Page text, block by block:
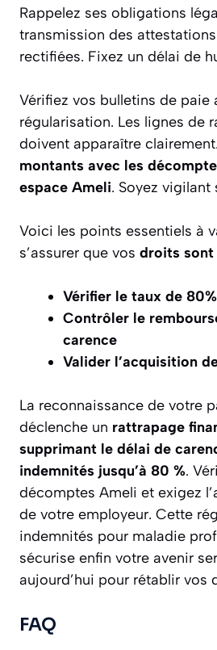
Rappelez ses obligations
transmission des
rectifiées. Fixez un délai de
Vérifiez vos bulletins de paie
régularisation. Les lignes de
doivent apparaître clairement.
montants avec les
espace Ameli. Soyez vigilant
Voici les points essentiels à
s’assurer que vos droits sont
Vérifier le taux de 80%
Contrôler le
carence
Valider l’acquisition
La reconnaissance de votre
déclenche un rattrapage
supprimant le délai de
indemnités jusqu’à 80 %.
décomptes Ameli et exigez
de votre employeur. Cette
indemnités pour maladie
sécurise enfin votre avenir
aujourd’hui pour rétablir vos
FAQ